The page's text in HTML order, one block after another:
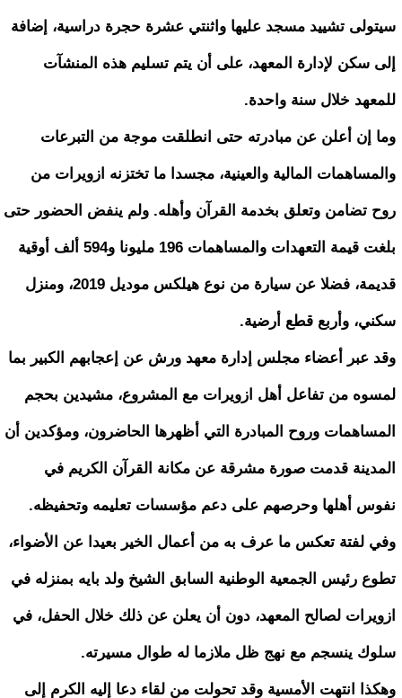
سيتولى تشييد مسجد عليها واثنتي عشرة حجرة دراسية، إضافة
إلى سكن لإدارة المعهد، على أن يتم تسليم هذه المنشآت
للمعهد خلال سنة واحدة.
وما إن أعلن عن مبادرته حتى انطلقت موجة من التبرعات
والمساهمات المالية والعينية، مجسدا ما تختزنه ازويرات من
روح تضامن وتعلق بخدمة القرآن وأهله. ولم ينفض الحضور حتى
بلغت قيمة التعهدات والمساهمات 196 مليونا و594 ألف أوقية
قديمة، فضلا عن سيارة من نوع هيلكس موديل 2019، ومنزل
سكني، وأربع قطع أرضية.
وقد عبر أعضاء مجلس إدارة معهد ورش عن إعجابهم الكبير بما
لمسوه من تفاعل أهل ازويرات مع المشروع، مشيدين بحجم
المساهمات وروح المبادرة التي أظهرها الحاضرون، ومؤكدين أن
المدينة قدمت صورة مشرقة عن مكانة القرآن الكريم في
نفوس أهلها وحرصهم على دعم مؤسسات تعليمه وتحفيظه.
وفي لفتة تعكس ما عرف به من أعمال الخير بعيدا عن الأضواء،
تطوع رئيس الجمعية الوطنية السابق الشيخ ولد بايه بمنزله في
ازويرات لصالح المعهد، دون أن يعلن عن ذلك خلال الحفل، في
سلوك ينسجم مع نهج ظل ملازما له طوال مسيرته.
وهكذا انتهت الأمسية وقد تحولت من لقاء دعا إليه الكرم إلى